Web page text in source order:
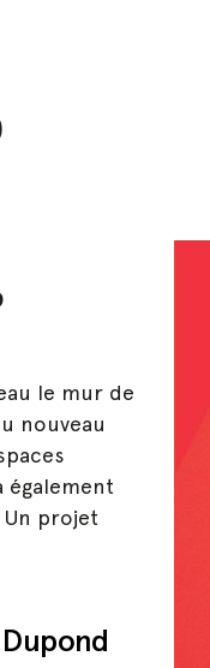
le mur de
nouveau
projet